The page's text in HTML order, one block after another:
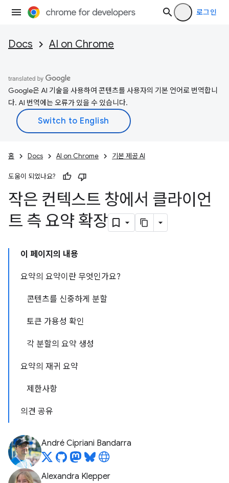
로그인
Docs AI on Chrome
Google은 AI 기술을 사용하여 콘텐츠를 사용자의 기본 언어로 번역합니
다. AI 번역에는 오류가 있을 수 있습니다.
홈 Docs AI on Chrome 기본 제공 AI
도움이 되었나요?
작은 컨텍스트 창에서 클라이언
트 측 요약 확장
이 페이지의 내용
요약의 요약이란 무엇인가요?
콘텐츠를 신중하게 분할
토큰 가용성 확인
각 분할의 요약 생성
요약의 재귀 요약
제한사항
의견 공유
André Cipriani Bandarra
Alexandra Klepper